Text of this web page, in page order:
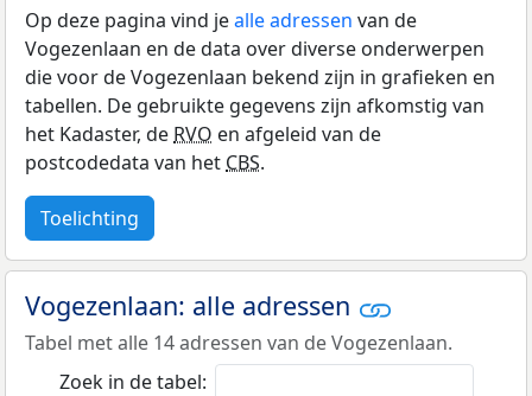
Op deze pagina vind jealle adressen van de
Vogezenlaan en de data over diverse onderwerpen
die voor de Vogezenlaan bekend zijn in grafieken en
tabellen. De gebruikte gegevens zijn afkomstig van
het Kadaster, deRVO en afgeleid van de
postcodedata van hetCBS.
Toelichting
Vogezenlaan: alle adressen
Tabel met alle 14 adressen van de Vogezenlaan.
Zoek in de tabel: